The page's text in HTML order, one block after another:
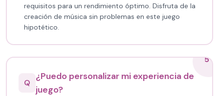
requisitos para un rendimiento óptimo. Disfruta de la
creación de música sin problemas en este juego
hipotético.
5
Q
¿Puedo personalizar mi experiencia de
juego?